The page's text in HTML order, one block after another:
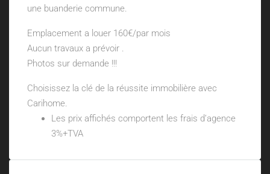
une buanderie commune.
Emplacement a louer 160€/par mois
Aucun travaux a prévoir .
Photos sur demande !!!
Choisissez la clé de la réussite immobilière avec
Carihome.
Les prix affichés comportent les frais d’agence
3%+TVA